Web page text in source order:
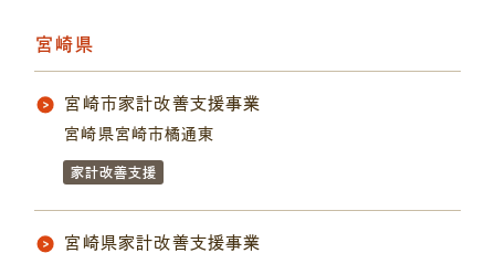
宮崎県
宮崎市家計改善支援事業
宮崎県宮崎市橘通東
家計改善支援
宮崎県家計改善支援事業